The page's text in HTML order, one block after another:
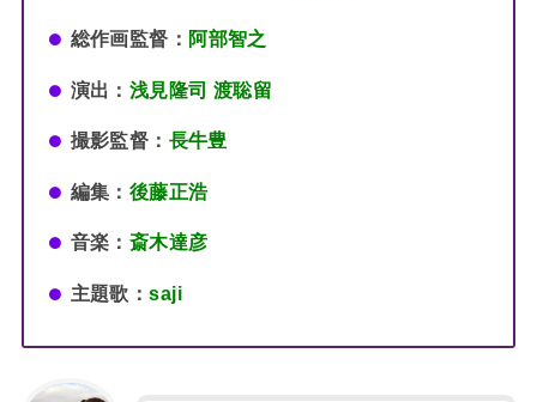
総作画監督： 阿部智之
演出： 浅見隆司 渡聡留
撮影監督： 長牛豊
編集： 後藤正浩
音楽：斎木達彦
主題歌：saji